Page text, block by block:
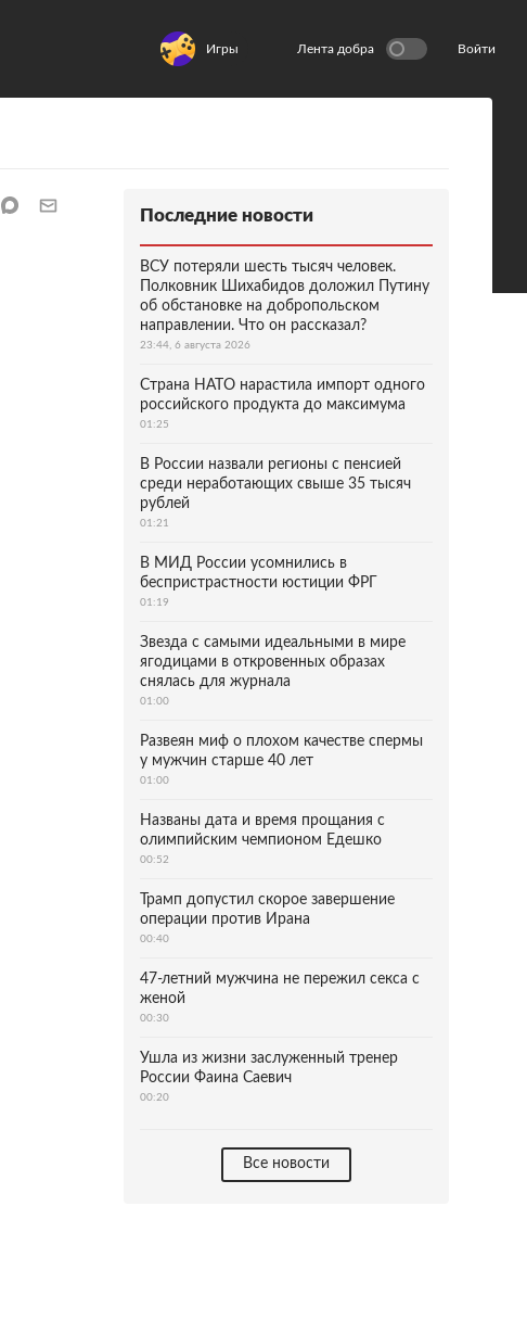
Игры Лента добра Войти
Последние новости
ВСУ потеряли шесть тысяч человек.
Полковник Шихабидов доложил Путину
об обстановке на добропольском
направлении. Что он рассказал?
23:44, 6 августа 2026
Страна НАТО нарастила импорт одного
российского продукта до максимума
01:25
В России назвали регионы с пенсией
среди неработающих свыше 35 тысяч
рублей
01:21
В МИД России усомнились в
беспристрастности юстиции ФРГ
01:19
Звезда с самыми идеальными в мире
ягодицами в откровенных образах
снялась для журнала
01:00
Развеян миф о плохом качестве спермы
у мужчин старше 40 лет
01:00
Названы дата и время прощания с
олимпийским чемпионом Едешко
00:52
Трамп допустил скорое завершение
операции против Ирана
00:40
47-летний мужчина не пережил секса с
женой
00:30
Ушла из жизни заслуженный тренер
России Фаина Саевич
00:20
Все новости